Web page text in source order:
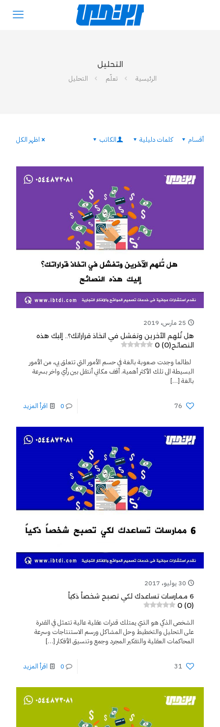
التحليل
الرئيسية
تعلّم التحليل
أقسام كلمات دليلية الكاتب اظهر الكل
25 مارس، 2019
هل تُلهم الآخرين وتفشل في اتخاذ قراراتك؟.. إليك هذه
النصائح0 (0)
لطالما وجدت صعوبة بالغة في حسم الأمور التي تتعلق بي، من الأمور
البسيطة الى تلك الأكثر أهمية. أقف مكاني أنتقل بين رأي واخر بسرعة
بالغة […]
76
0 اقرأ المزيد
30 يوليو، 2017
6 ممارسات تساعدك لكي تصبح شخصاً ذكياً
0 (0)
الشخص الذكي هو الذي يمتلك قدرات عقلية عالية تتمثل في القدرة
على التحليل والتخطيط وحل المشاكل ورسم الاستنتاجات وسرعة
المحاكمات العقلية والتفكير المجرد وجمع وتنسيق الأفكار […]
31
0 اقرأ المزيد